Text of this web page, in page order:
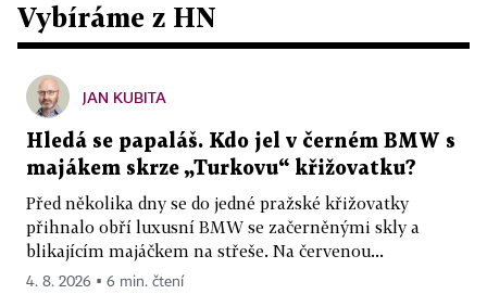
Vybíráme z HN
JAN KUBITA
Hledá se papaláš. Kdo jel v černém BMW s
majákem skrze „Turkovu“ křižovatku?
Před několika dny se do jedné pražské křižovatky
přihnalo obří luxusní BMW se začerněnými skly a
blikajícím majáčkem na střeše. Na červenou...
4. 8. 2026 ▪ 6 min. čtení